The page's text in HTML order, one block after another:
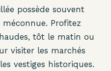
possède souvent
Profitez
tôt le matin ou
visiter les marchés
vestiges historiques.